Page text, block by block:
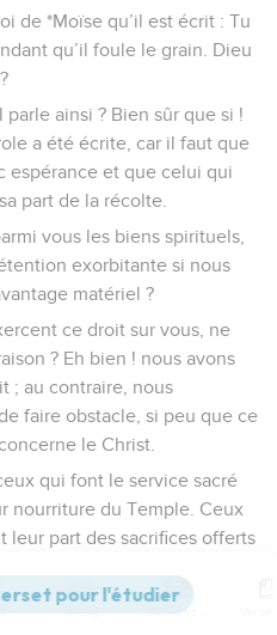
de *Moïse qu’il est écrit : Tu
qu’il foule le grain. Dieu
parle ainsi ? Bien sûr que si !
a été écrite, car il faut que
espérance et que celui qui
part de la récolte.
vous les biens spirituels,
exorbitante si nous
matériel ?
ce droit sur vous, ne
? Eh bien ! nous avons
; au contraire, nous
faire obstacle, si peu que ce
le Christ.
qui font le service sacré
nourriture du Temple. Ceux
leur part des sacrifices offerts
que ceux qui annoncent
Commentaires Strong